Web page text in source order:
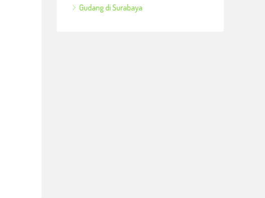
Gudang di Surabaya